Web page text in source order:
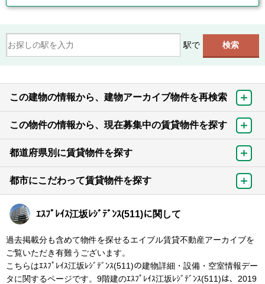
駅で
この建物の情報から、建物アーカイブ物件を再検索
この物件の情報から、現在募集中の賃貸物件を探す
都道府県別に賃貸物件を探す
都市にこだわって賃貸物件を探す
ｴｽﾌﾟﾚｲｽ江坂ﾚｼﾞﾃﾞﾝｽ(511)に関して
過去掲載分も含めて物件を探せるエイブル賃貸不動産アーカイブを
ご覧いただき有難うございます。
こちらはｴｽﾌﾟﾚｲｽ江坂ﾚｼﾞﾃﾞﾝｽ(511)の建物詳細・設備・空室情報デー
タに関するページです。9階建のｴｽﾌﾟﾚｲｽ江坂ﾚｼﾞﾃﾞﾝｽ(511)は、2019